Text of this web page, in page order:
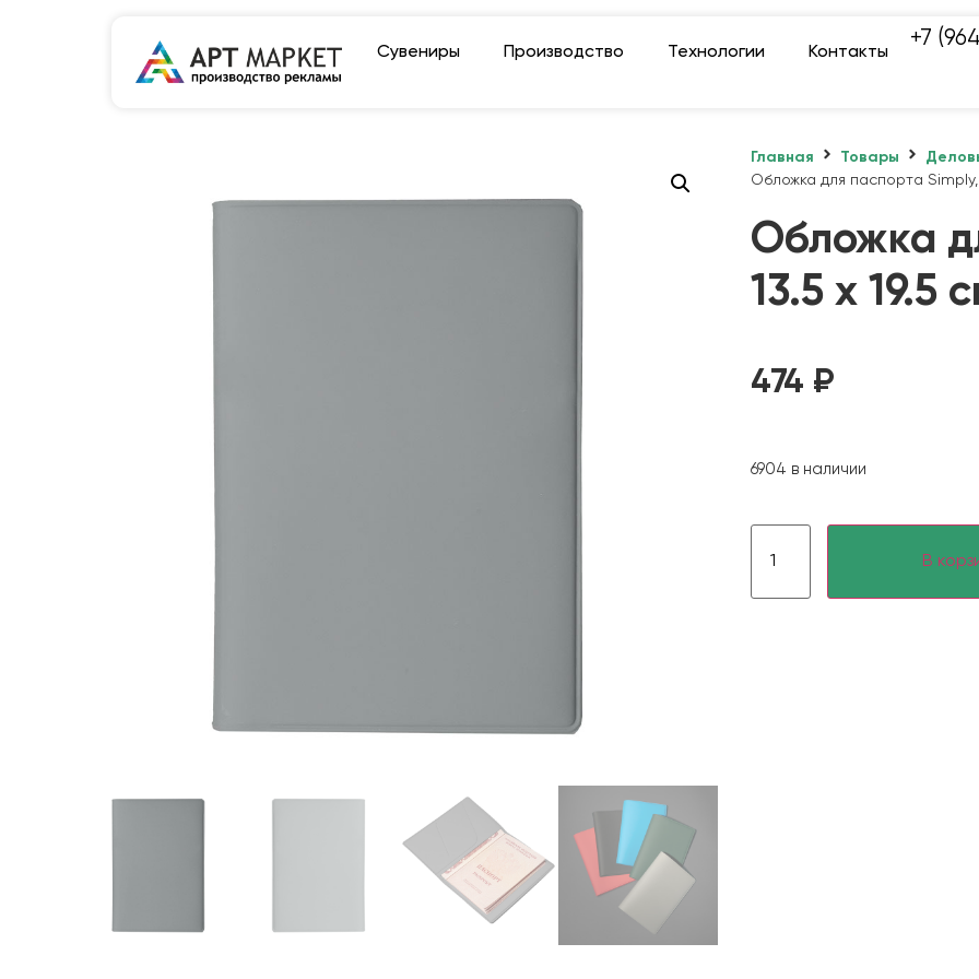
Сувениры Производство Технологии Контакты
+7
Главная Товары
Обложка для паспорта Simply,
Обложка
13.5 х 19.5
474 ₽
6904 в наличии
В